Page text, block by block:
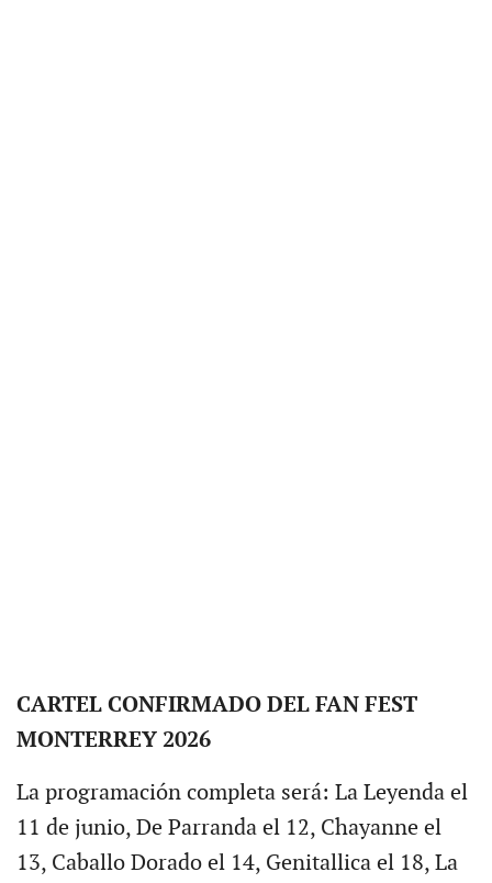
CARTEL CONFIRMADO DEL FAN FEST
MONTERREY 2026
La programación completa será: La Leyenda el
11 de junio, De Parranda el 12, Chayanne el
13, Caballo Dorado el 14, Genitallica el 18, La